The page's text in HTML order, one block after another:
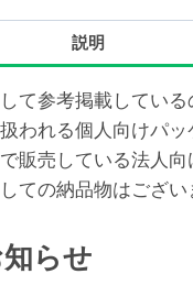
説明
て参考掲載している
われる個人向けパッ
販売している法人向
ての納品物はござい
らせ